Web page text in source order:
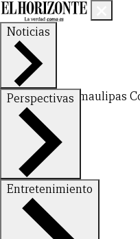
Noticias
Nuevo LeónTamaulipas
Perspectivas
FinanzasOpinión
Entretenimiento